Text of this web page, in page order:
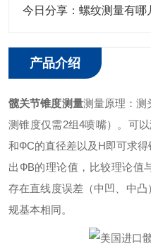
今日分享：螺纹测量有哪
产品介绍
髋关节锥度测量测量原理：测
测锥度仅需2组4喷嘴）。 可
和ФC的直径差以及H即可求得
出ФB的理论值，比较理论值
存在直线度误差（中凹、中凸
规基本相同。